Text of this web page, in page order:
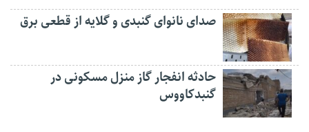
صدای نانوای گنبدی و گلایه از قطعی برق
حادثه انفجار گاز منزل مسکونی در
گنبدکاووس